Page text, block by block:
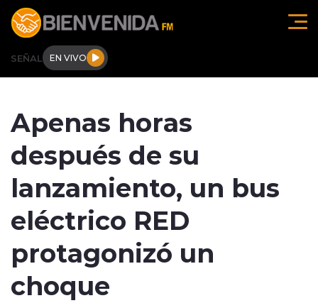
Click acá para ir directamente al contenido
SEÑAL EN VIVO
Regionales
Tendencias
Internacional
Apenas horas
después de su
lanzamiento, un bus
eléctrico RED
protagonizó un
choque